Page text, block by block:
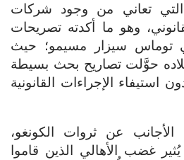
التي تعاني من وجود شركات
وهو ما أكدته تصريحات
توماس سيزار مسيمو؛ حيث
في بلاده حوَّلت تصاريح بحث بسيطة
استيفاء الإجراءات القانونية
عن ثروات الكونغو،
غضب الأهالي الذين قاموا